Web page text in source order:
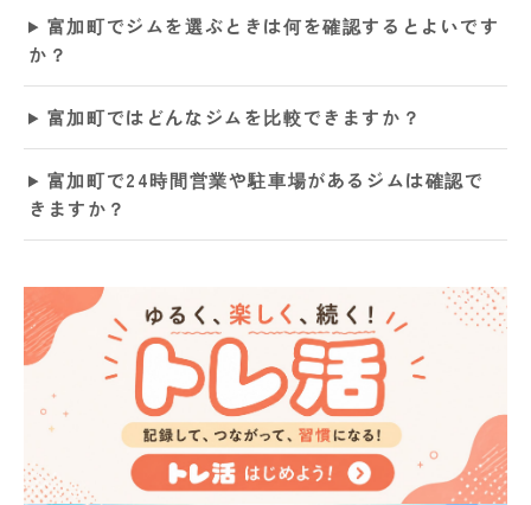
富加町でジムを選ぶときは何を確認するとよいです
か？
富加町ではどんなジムを比較できますか？
富加町で24時間営業や駐車場があるジムは確認で
きますか？